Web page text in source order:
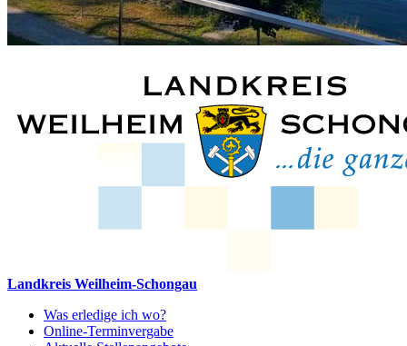
Landkreis Weilheim-Schongau
Was erledige ich wo?
Online-Terminvergabe